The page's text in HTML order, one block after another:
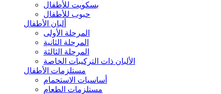
بسكويت للأطفال
حبوب للأطفال
ألبان الأطفال
المرحلة الأولى
المرحلة الثانية
المرحلة الثالثة
الألبان ذات التركيبات الخاصة
مستلزمات الأطفال
أساسيات الاستحمام
مستلزمات الطعام